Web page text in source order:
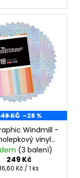
KČ –28 %
Windmill -
vinyl
materiál
samolepek
(3 balení)
249 Kč
Měrná
16,60 Kč / 1 ks